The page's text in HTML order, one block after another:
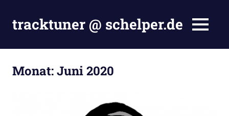
Inhalt
springen
tracktuner @ schelper.de
my
MENÜ
Monat:Juni 2020